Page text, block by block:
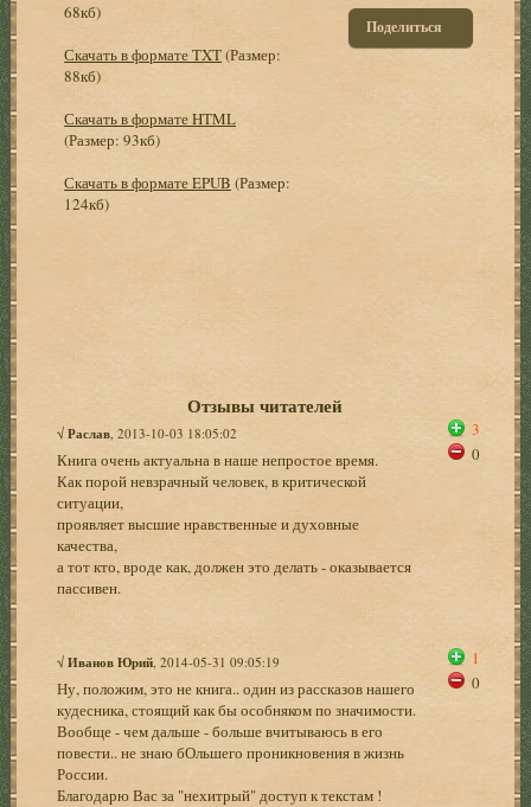
68кб)
Скачать в формате TXT(Размер:
88кб)
Скачать в формате HTML
(Размер: 93кб)
Скачать в формате EPUB (Размер:
124кб)
Поделиться
Отзывы читателей
√Раслав , 2013-10-03 18:05:02
Книга очень актуальна в наше непростое время.
Как порой невзрачный человек, в критической
ситуации,
проявляет высшие нравственные и духовные
качества,
а тот кто, вроде как, должен это делать - оказывается
пассивен.
3
0
√Иванов Юрий , 2014-05-31 09:05:19
Ну, положим, это не книга.. один из рассказов нашего
кудесника, стоящий как бы особняком по значимости.
Вообще - чем дальше - больше вчитываюсь в его
повести.. не знаю бОльшего проникновения в жизнь
России.
Благодарю Вас за "нехитрый" доступ к текстам !
1
0